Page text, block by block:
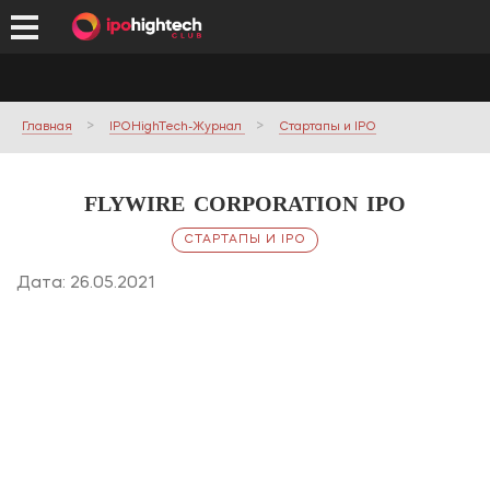
Главная IPOHighTech-Журнал Стартапы и IPO
FLYWIRE CORPORATION IPO
СТАРТАПЫ И IPO
Дата: 26.05.2021